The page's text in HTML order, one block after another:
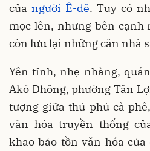
của người Ê-đê. Tuy có
mọc lên, nhưng bên cạnh
còn lưu lại những căn nhà
Yên tĩnh, nhẹ nhàng,
Akô Dhông, phường Tân
tượng giữa thủ phủ cà
văn hóa truyền thống
khao bảo tồn văn hóa của